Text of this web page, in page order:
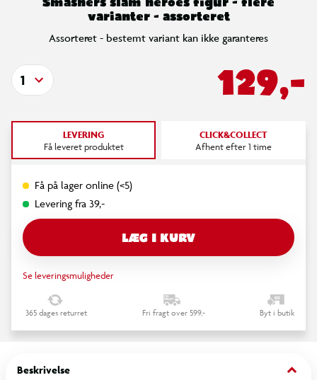
varianter - assorteret
Assorteret - bestemt variant kan ikke garanteres
129,-
1
LEVERING
Få leveret produktet
CLICK&COLLECT
Afhent efter 1 time
Få på lager online (<5)
Levering fra 39,-
LÆG I KURV
Se leveringsmuligheder
365 dages returret Fri fragt over 599,- Byt i butik
Beskrivelse keyboard_arrow_down